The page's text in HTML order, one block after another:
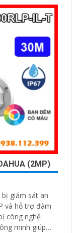
(2MP)
bị giám sát an
và hỗ trợ đàm
minh giúp